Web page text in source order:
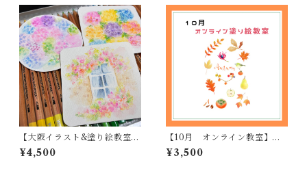
【大阪イラスト&塗り絵教室】
水彩色鉛筆の基礎
¥4,500
【10月 オンライン教室】大
人のアート塗り絵
¥3,500